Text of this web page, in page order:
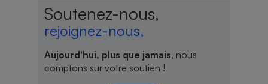
Soutenez-nous,
rejoignez-nous,
Aujourd'hui, plus que jamais, nous
comptons sur votre soutien !